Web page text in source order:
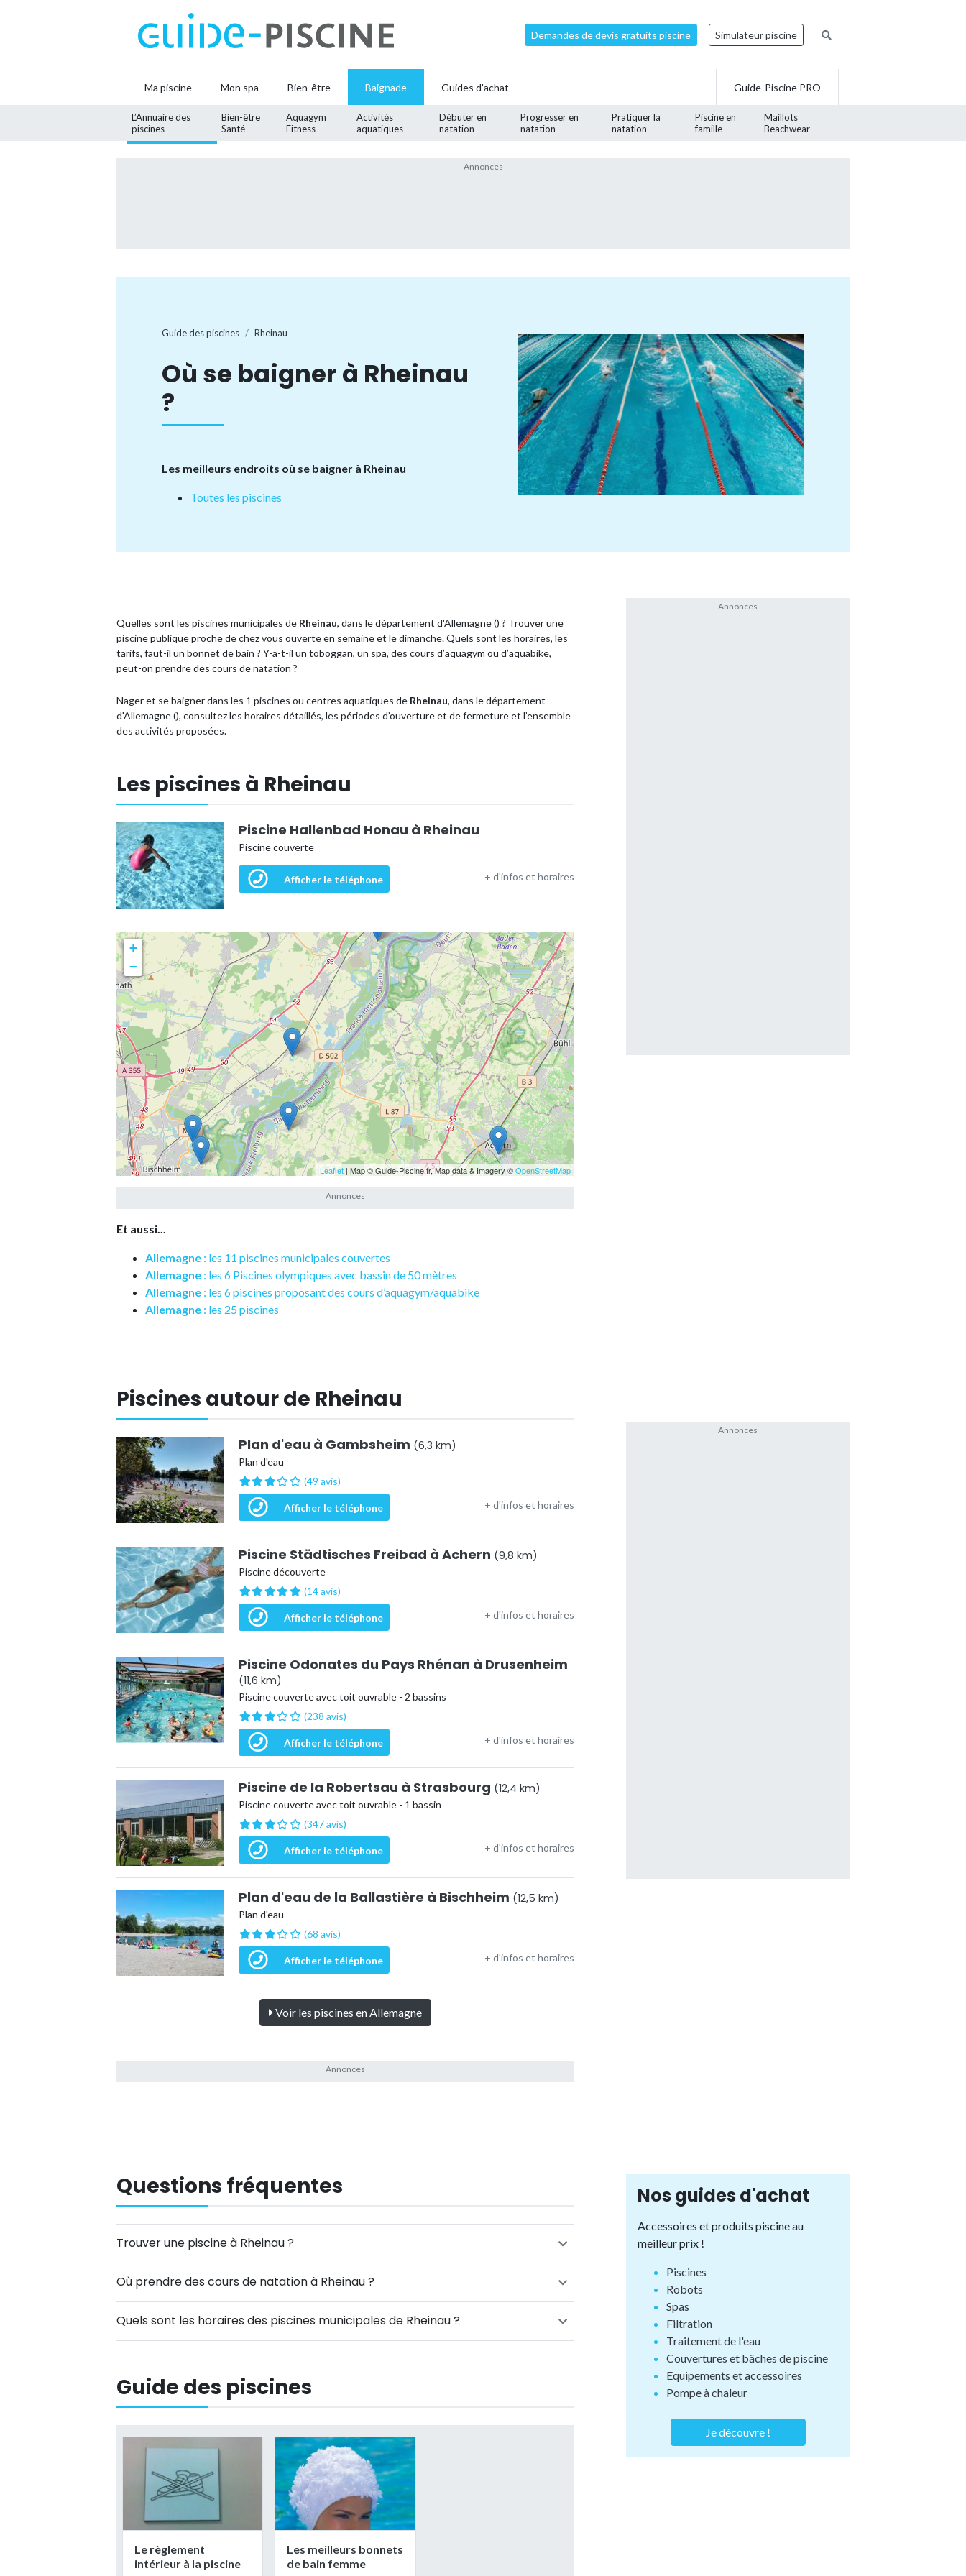
Demandes de devis gratuits piscine Simulateur piscine
Ma piscine Mon spa Bien-être Baignade
L’Annuaire des
piscines
Bien-être
Santé
Aquagym
Fitness
Activités
aquatiques
Débuter en
natation
Progresser en
natation
Pratiquer la
natation
Piscine en
famille
Maillots
Beachwear
Guides d'achat Guide-Piscine PRO
Guide des piscines Rheinau
Où se baigner à Rheinau
?
Les meilleurs endroits où se baigner à Rheinau
Toutes les piscines
Quelles sont les piscines municipales de Rheinau, dans le département d'Allemagne () ? Trouver une
piscine publique proche de chez vous ouverte en semaine et le dimanche. Quels sont les horaires, les
tarifs, faut-il un bonnet de bain ? Y-a-t-il un toboggan, un spa, des cours d’aquagym ou d’aquabike,
peut-on prendre des cours de natation ?
Nager et se baigner dans les 1 piscines ou centres aquatiques de Rheinau, dans le département
d'Allemagne (), consultez les horaires détaillés, les périodes d’ouverture et de fermeture et l’ensemble
des activités proposées.
Les piscines à Rheinau
Piscine Hallenbad Honau à Rheinau
Piscine couverte
Afficher le téléphone + d'infos et horaires
+
−
Leaflet | Map © Guide-Piscine.fr, Map data & Imagery ©OpenStreetMap
Et aussi...
Allemagne : les 11 piscines municipales couvertes
Allemagne : les 6 Piscines olympiques avec bassin de 50 mètres
Allemagne : les 6 piscines proposant des cours d’aquagym/aquabike
Allemagne : les 25 piscines
Piscines autour de Rheinau
Plan d'eau à Gambsheim (6,3 km)
Plan d'eau
(49 avis)
Afficher le téléphone + d'infos et horaires
Piscine Städtisches Freibad à Achern (9,8 km)
Piscine découverte
(14 avis)
Afficher le téléphone + d'infos et horaires
Piscine Odonates du Pays Rhénan à Drusenheim
(11,6 km)
Piscine couverte avec toit ouvrable - 2 bassins
(238 avis)
Afficher le téléphone + d'infos et horaires
Piscine de la Robertsau à Strasbourg (12,4 km)
Piscine couverte avec toit ouvrable - 1 bassin
(347 avis)
Afficher le téléphone + d'infos et horaires
Plan d'eau de la Ballastière à Bischheim (12,5 km)
Plan d'eau
(68 avis)
Afficher le téléphone + d'infos et horaires
Voir les piscines en Allemagne
Questions fréquentes
Trouver une piscine à Rheinau ?
Où prendre des cours de natation à Rheinau ?
Quels sont les horaires des piscines municipales de Rheinau ?
Guide des piscines
Le règlement
intérieur à la piscine
Les meilleurs bonnets
de bain femme
Nos guides d'achat
Accessoires et produits piscine au
meilleur prix !
Piscines
Robots
Spas
Filtration
Traitement de l'eau
Couvertures et bâches de piscine
Equipements et accessoires
Pompe à chaleur
Je découvre !